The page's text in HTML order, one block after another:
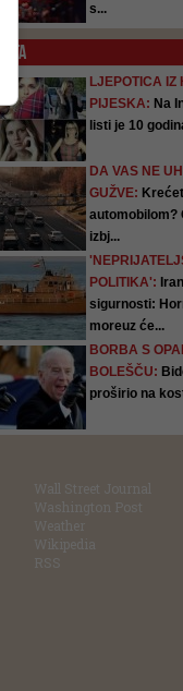
s...
SATA
LJEPOTICA IZ
PIJESKA: Na
listi je 10
DA VAS NE
GUŽVE:
automobilom?
izbj...
POLITIKA':
sigurnosti:
moreuz će...
BORBA S
BOLEŠČU:
proširio na
Wall Street Journal
Washington Post
Weather
Wikipedia
RSS